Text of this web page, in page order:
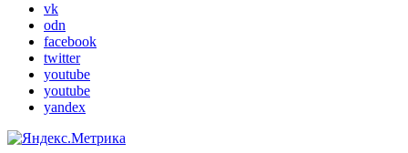
vk
odn
facebook
twitter
youtube
youtube
yandex